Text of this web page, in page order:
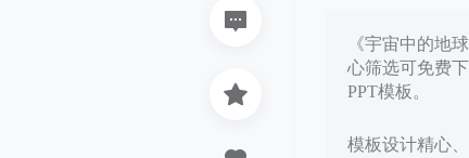
《宇宙中的地
心筛选可免费
PPT模板。
模板设计精心